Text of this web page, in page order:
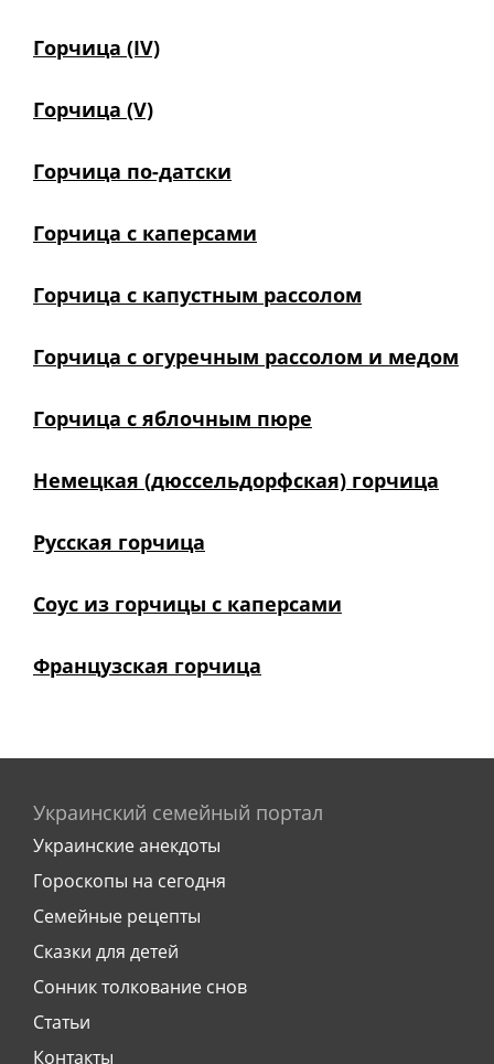
Горчица (IV)
Горчица (V)
Горчица по-датски
Горчица с каперсами
Горчица с капустным рассолом
Горчица с огуречным рассолом и медом
Горчица с яблочным пюре
Немецкая (дюссельдорфская) горчица
Русская горчица
Соус из горчицы с каперсами
Французская горчица
Украинский семейный портал
Украинские анекдоты
Гороскопы на сегодня
Семейные рецепты
Сказки для детей
Сонник толкование снов
Статьи
Контакты